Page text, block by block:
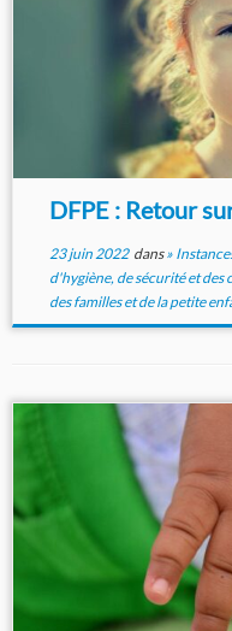
DFPE : Retour
23 juin 2022dans»
d'hygiène, de sécurité et
des familles et de la petite